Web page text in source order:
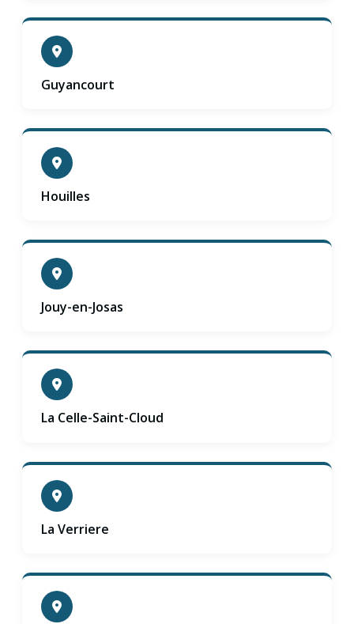
Guyancourt
Houilles
Jouy-en-Josas
La Celle-Saint-Cloud
La Verriere